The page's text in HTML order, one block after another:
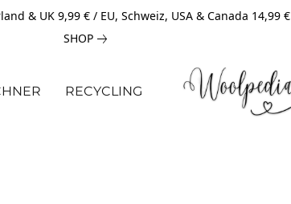
& UK 9,99 € / EU, Schweiz, USA & Canada 14,99 €
SHOP
RECYCLING